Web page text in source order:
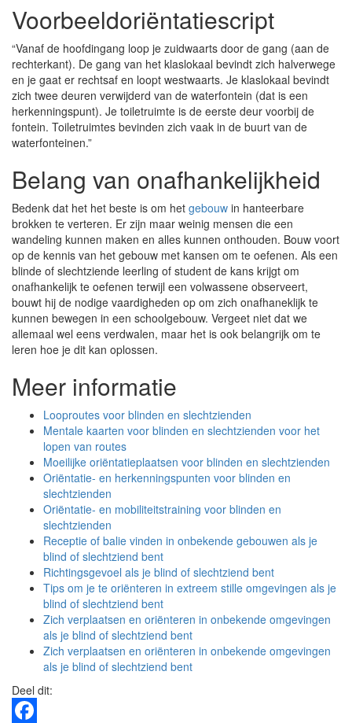
Voorbeeldoriëntatiescript
“Vanaf de hoofdingang loop je zuidwaarts door de gang (aan de
rechterkant). De gang van het klaslokaal bevindt zich halverwege
en je gaat er rechtsaf en loopt westwaarts. Je klaslokaal bevindt
zich twee deuren verwijderd van de waterfontein (dat is een
herkenningspunt). Je toiletruimte is de eerste deur voorbij de
fontein. Toiletruimtes bevinden zich vaak in de buurt van de
waterfonteinen.”
Belang van onafhankelijkheid
Bedenk dat het het beste is om het gebouw in hanteerbare
brokken te verteren. Er zijn maar weinig mensen die een
wandeling kunnen maken en alles kunnen onthouden. Bouw voort
op de kennis van het gebouw met kansen om te oefenen. Als een
blinde of slechtziende leerling of student de kans krijgt om
onafhankelijk te oefenen terwijl een volwassene observeert,
bouwt hij de nodige vaardigheden op om zich onafhaneklijk te
kunnen bewegen in een schoolgebouw. Vergeet niet dat we
allemaal wel eens verdwalen, maar het is ook belangrijk om te
leren hoe je dit kan oplossen.
Meer informatie
Looproutes voor blinden en slechtzienden
Mentale kaarten voor blinden en slechtzienden voor het
lopen van routes
Moeilijke oriëntatieplaatsen voor blinden en slechtzienden
Oriëntatie- en herkenningspunten voor blinden en
slechtzienden
Oriëntatie- en mobiliteitstraining voor blinden en
slechtzienden
Receptie of balie vinden in onbekende gebouwen als je
blind of slechtziend bent
Richtingsgevoel als je blind of slechtziend bent
Tips om je te oriënteren in extreem stille omgevingen als je
blind of slechtziend bent
Zich verplaatsen en oriënteren in onbekende omgevingen
als je blind of slechtziend bent
Zich verplaatsen en oriënteren in onbekende omgevingen
als je blind of slechtziend bent
Deel dit: